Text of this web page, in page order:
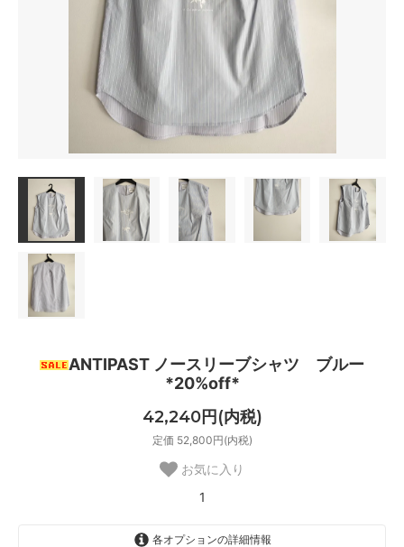
ANTIPAST ノースリーブシャツ ブルー
*20%off*
42,240円(内税)
定価 52,800円(内税)
お気に入り
1
各オプションの詳細情報